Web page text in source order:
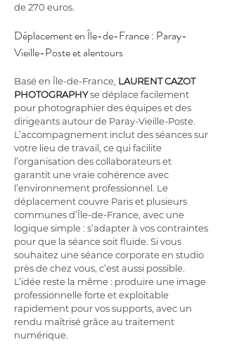
de 270 euros.
Déplacement en Île-de-France : Paray-
Vieille-Poste et alentours
Basé en Île-de-France, LAURENT CAZOT
PHOTOGRAPHY se déplace facilement
pour photographier des équipes et des
dirigeants autour de Paray-Vieille-Poste.
L’accompagnement inclut des séances sur
votre lieu de travail, ce qui facilite
l’organisation des collaborateurs et
garantit une vraie cohérence avec
l’environnement professionnel. Le
déplacement couvre Paris et plusieurs
communes d’Île-de-France, avec une
logique simple : s’adapter à vos contraintes
pour que la séance soit fluide. Si vous
souhaitez une séance corporate en studio
près de chez vous, c’est aussi possible.
L’idée reste la même : produire une image
professionnelle forte et exploitable
rapidement pour vos supports, avec un
rendu maîtrisé grâce au traitement
numérique.